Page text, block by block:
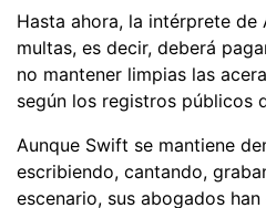
Hasta ahora, la intérprete
multas, es decir, deberá
no mantener limpias las
según los registros públicos
Aunque Swift se mantiene
escribiendo, cantando,
escenario, sus abogados